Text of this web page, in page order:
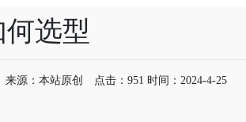
选型
来源：本站原创 点击：951 时间：2024-4-25